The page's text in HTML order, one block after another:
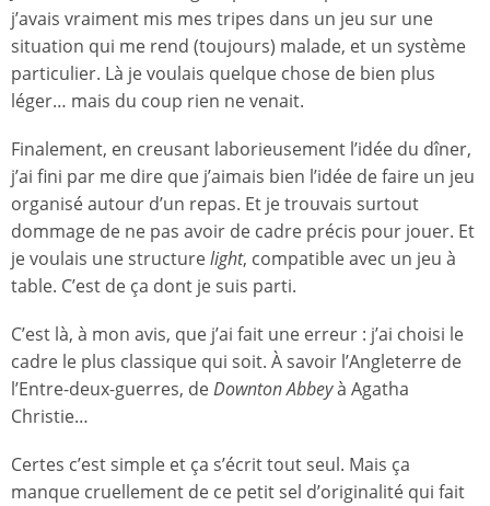
j’avais vraiment mis mes tripes dans un jeu sur une
situation qui me rend (toujours) malade, et un système
particulier. Là je voulais quelque chose de bien plus
léger… mais du coup rien ne venait.
Finalement, en creusant laborieusement l’idée du dîner,
j’ai fini par me dire que j’aimais bien l’idée de faire un jeu
organisé autour d’un repas. Et je trouvais surtout
dommage de ne pas avoir de cadre précis pour jouer. Et
je voulais une structurelight, compatible avec un jeu à
table. C’est de ça dont je suis parti.
C’est là, à mon avis, que j’ai fait une erreur : j’ai choisi le
cadre le plus classique qui soit. À savoir l’Angleterre de
l’Entre-deux-guerres, deDownton Abbeyà Agatha
Christie…
Certes c’est simple et ça s’écrit tout seul. Mais ça
manque cruellement de ce petit sel d’originalité qui fait